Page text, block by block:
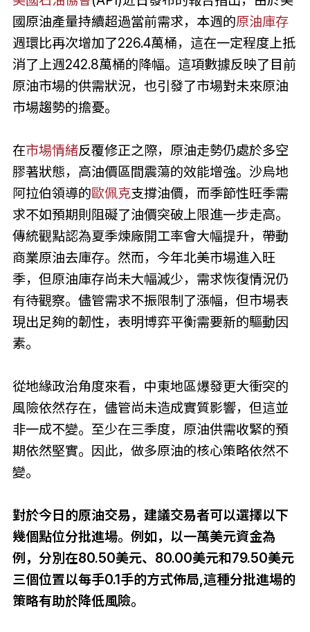
國原油產量持續超過當前需求，本週的原油庫存
週環比再次增加了226.4萬桶，這在一定程度上抵
消了上週242.8萬桶的降幅。這項數據反映了目前
原油市場的供需狀況，也引發了市場對未來原油
市場趨勢的擔憂。
在市場情緒反覆修正之際，原油走勢仍處於多空
膠著狀態，高油價區間震蕩的效能增強。沙烏地
阿拉伯領導的歐佩克支撐油價，而季節性旺季需
求不如預期則阻礙了油價突破上限進一步走高。
傳統觀點認為夏季煉廠開工率會大幅提升，帶動
商業原油去庫存。然而，今年北美市場進入旺
季，但原油庫存尚未大幅減少，需求恢復情況仍
有待觀察。儘管需求不振限制了漲幅，但市場表
現出足夠的韌性，表明博弈平衡需要新的驅動因
素。
從地緣政治角度來看，中東地區爆發更大衝突的
風險依然存在，儘管尚未造成實質影響，但這並
非一成不變。至少在三季度，原油供需收緊的預
期依然堅實。因此，做多原油的核心策略依然不
變。
對於今日的原油交易，建議交易者可以選擇以下
幾個點位分批進場。例如，以一萬美元資金為
例，分別在80.50美元、80.00美元和79.50美元
三個位置以每手0.1手的方式佈局,這種分批進場的
策略有助於降低風險。